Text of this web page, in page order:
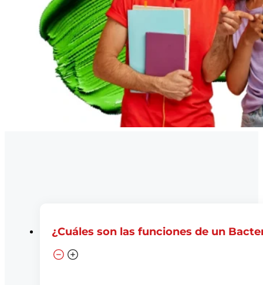
¿Cuáles son las funciones de un